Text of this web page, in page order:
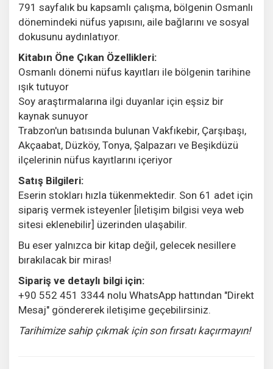
791 sayfalık bu kapsamlı çalışma, bölgenin Osmanlı
dönemindeki nüfus yapısını, aile bağlarını ve sosyal
dokusunu aydınlatıyor.
Kitabın Öne Çıkan Özellikleri:
Osmanlı dönemi nüfus kayıtları ile bölgenin tarihine
ışık tutuyor
Soy araştırmalarına ilgi duyanlar için eşsiz bir
kaynak sunuyor
Trabzon'un batısında bulunan Vakfıkebir, Çarşıbaşı,
Akçaabat, Düzköy, Tonya, Şalpazarı ve Beşikdüzü
ilçelerinin nüfus kayıtlarını içeriyor
Satış Bilgileri:
Eserin stokları hızla tükenmektedir. Son 61 adet için
sipariş vermek isteyenler [iletişim bilgisi veya web
sitesi eklenebilir] üzerinden ulaşabilir.
Bu eser yalnızca bir kitap değil, gelecek nesillere
bırakılacak bir miras!
Sipariş ve detaylı bilgi için:
+90 552 451 3344 nolu WhatsApp hattından "Direkt
Mesaj" göndererek iletişime geçebilirsiniz.
Tarihimize sahip çıkmak için son fırsatı kaçırmayın!